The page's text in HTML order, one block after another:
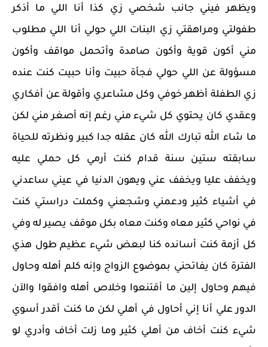
ويظهر فيني جانب شخصي زي كذا أنا اللي ما أذكر
طفولتي ومراهقتي زي البنات اللي حولي أنا اللي مطلوب
مني أكون قوية وأكون صامدة وأتحمل مواقف وأكون
مسؤولة عن اللي حولي فجأة حبيت وأنا حبيت كنت عنده
زي الطفلة أظهر خوفي وكل مشاعري وأقولة عن أفكاري
وعقدي كان يحتوي كل شيء مني رغم إنه أصغر مني لكن
ما شاء الله تبارك الله كان عقله جدا كبير ونظرته للحياة
سابقته ستين سنة قدام كنت أرمي كل حملي عليه
ويخفف عليا ويخفف عني ويهون الدنيا في عيني ساعدني
في أشياء كثير ودعمني وشجعني وكملت دراستي كنت
في نواحي كثير معاه وكنت معاه بكل موقف يصير له وفي
كل أزمة كنت أسانده كنا لبعض شيء عظيم طول هذي
الفترة كان يفاتحني بموضوع الزواج وإنه كلم أهله وحاول
فيهم وحاول إلين ما أقتنعوا وخلاص أهله وافقوا والآن
الدور علي أنا إني أحاول في أهلي لكن ما كنت أقدر أسوي
شيء كنت أخاف من أهلي كثير وما زلت أخاف وأدري لو